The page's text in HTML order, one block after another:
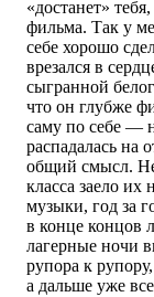
«достанет»
фильма. Так у
себе хорошо
врезался в
сыгранной
что он глубже
саму по себе —
распадалась на
общий смысл.
класса заело их
музыки, год за
в конце концов
лагерные ночи
рупора к
а дальше уже